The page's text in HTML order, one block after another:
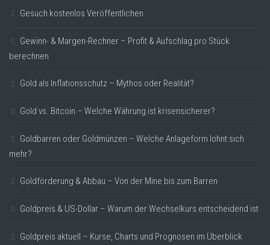
Gesuch kostenlos Veröffentlichen
Gewinn- & Margen-Rechner – Profit & Aufschlag pro Stück
berechnen
Gold als Inflationsschutz – Mythos oder Realität?
Gold vs. Bitcoin – Welche Währung ist krisensicherer?
Goldbarren oder Goldmünzen – Welche Anlageform lohnt sich
mehr?
Goldförderung & Abbau – Von der Mine bis zum Barren
Goldpreis & US-Dollar – Warum der Wechselkurs entscheidend ist
Goldpreis aktuell – Kurse, Charts und Prognosen im Überblick